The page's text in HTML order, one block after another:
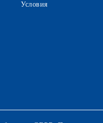
Условия